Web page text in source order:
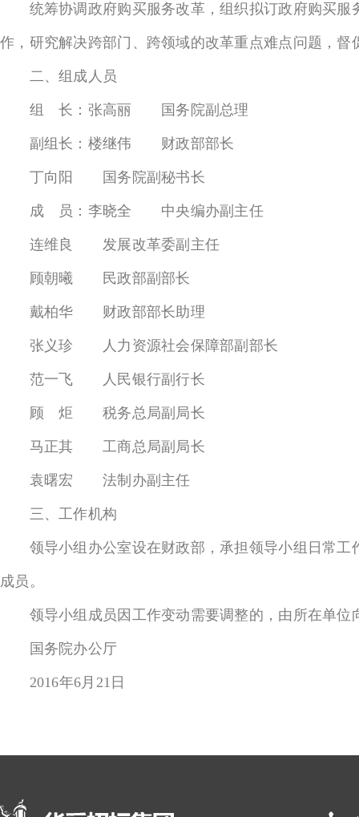
统筹协调政府购买服务改革，组织拟订政府购买服
作，研究解决跨部门、跨领域的改革重点难点问题，
二、组成人员
组 长：张高丽 国务院副总理
副组长：楼继伟 财政部部长
丁向阳 国务院副秘书长
成 员：李晓全 中央编办副主任
连维良 发展改革委副主任
顾朝曦 民政部副部长
戴柏华 财政部部长助理
张义珍 人力资源社会保障部副部长
范一飞 人民银行副行长
顾 炬 税务总局副局长
马正其 工商总局副局长
袁曙宏 法制办副主任
三、工作机构
领导小组办公室设在财政部，承担领导小组日常工
成员。
领导小组成员因工作变动需要调整的，由所在单位
国务院办公厅
2016年6月21日